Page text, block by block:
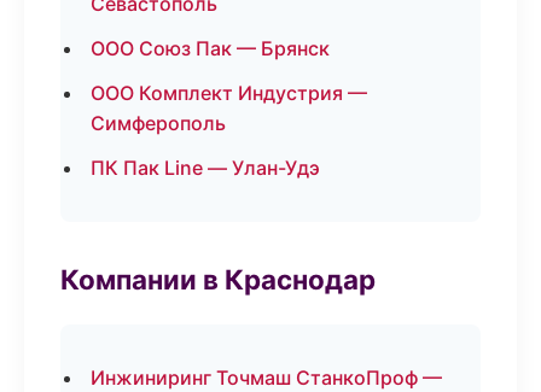
ООО Союз Пак — Брянск
ООО Комплект Индустрия —
Симферополь
ПК Пак Line — Улан-Удэ
Компании в Краснодар
Инжиниринг Точмаш СтанкоПроф —